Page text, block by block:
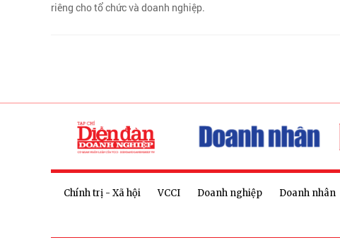
riêng cho tổ chức và doanh nghiệp.
Chính trị - Xã hội VCCI Doanh nghiệp Doanh nhân